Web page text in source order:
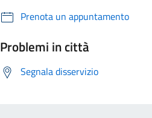
Prenota un appuntamento
Problemi in città
Segnala disservizio